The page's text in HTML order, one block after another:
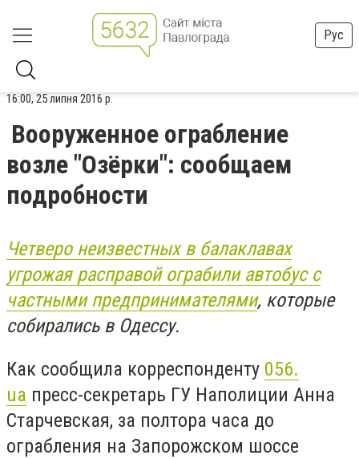
Рус
16:00, 25 липня 2016 р.
Вооруженное ограбление
возле "Озёрки": сообщаем
подробности
Четверо неизвестных в балаклавах
угрожая расправой ограбили автобус с
частными предпринимателями, которые
собирались в Одессу.
Как сообщила корреспонденту 056.
ua пресс-секретарь ГУ Наполиции Анна
Старчевская, за полтора часа до
ограбления на Запорожском шоссе